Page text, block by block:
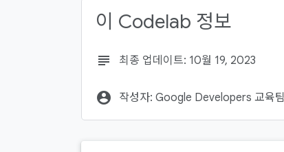
이 Codelab 정보
subject 최종 업데이트: 10월 19, 2023
account_circle 작성자: Google Developers 교육팀